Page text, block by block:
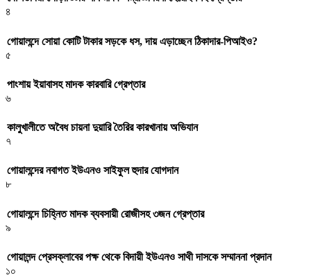
৪
গোয়ালন্দে সোয়া কোটি টাকার সড়কে ধস, দায় এড়াচ্ছেন ঠিকাদার-পিআইও?
৫
পাংশায় ইয়াবাসহ মাদক কারবারি গ্রেপ্তার
৬
কালুখালীতে অবৈধ চায়না দুয়ারি তৈরির কারখানায় অভিযান
৭
গোয়ালন্দের নবাগত ইউএনও সাইফুল হুদার যোগদান
৮
গোয়ালন্দে চিহ্নিত মাদক ব্যবসায়ী রোজীসহ ৩জন গ্রেপ্তার
৯
গোয়ালন্দ প্রেসক্লাবের পক্ষ থেকে বিদায়ী ইউএনও সাথী দাসকে সম্মাননা প্রদান
১০